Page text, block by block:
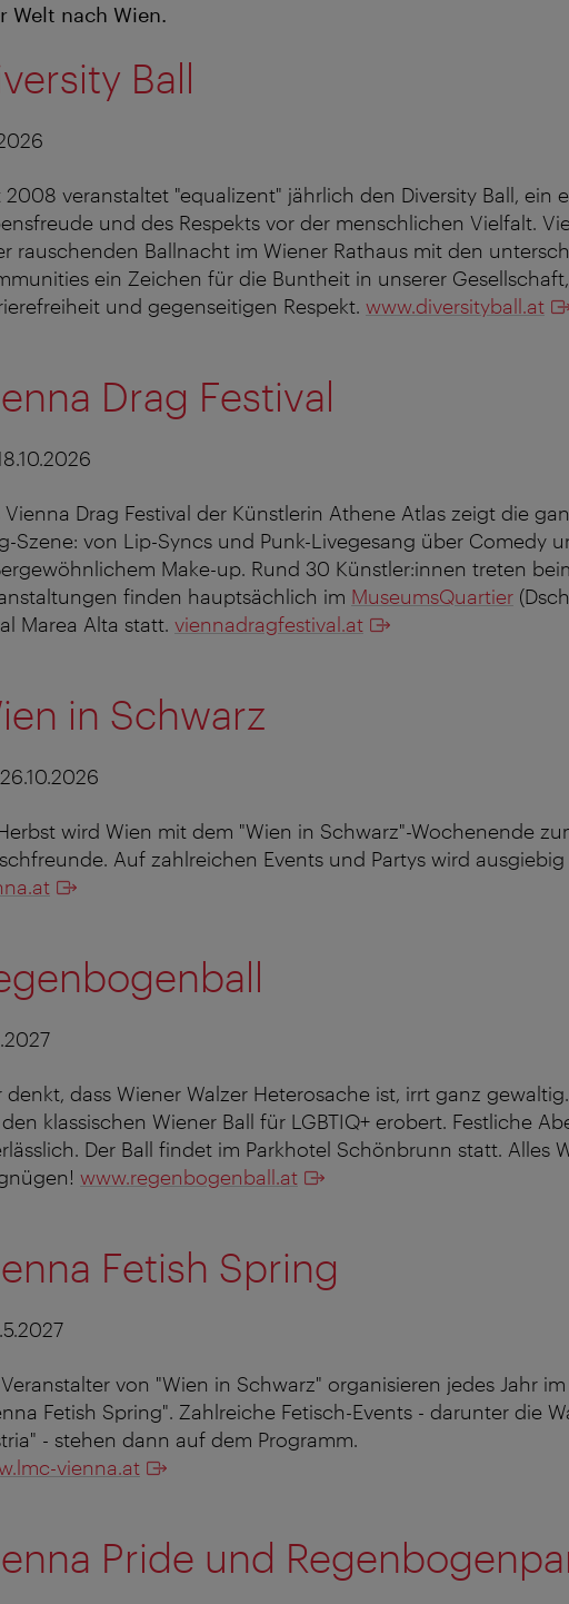
Welt nach Wien.
Ball
2008 veranstaltet "equalizent" jährlich den Diversity Ball, ein
und des Respekts vor der menschlichen Vielfalt.
rauschenden Ballnacht im Wiener Rathaus mit den
ein Zeichen für die Buntheit in unserer
und gegenseitigen Respekt. www.diversityball.at
Drag Festival
Vienna Drag Festival der Künstlerin Athene Atlas zeigt die
Szene: von Lip-Syncs und Punk-Livegesang über Comedy
Make-up. Rund 30 Künstler:innen treten
finden hauptsächlich im MuseumsQuartier
Marea Alta statt. viennadragfestival.at
in Schwarz
wird Wien mit dem "Wien in Schwarz"-Wochenende
Auf zahlreichen Events und Partys wird
denkt, dass Wiener Walzer Heterosache ist, irrt ganz
klassischen Wiener Ball für LGBTIQ+ erobert. Festliche
Der Ball findet im Parkhotel Schönbrunn statt. Alles
www.regenbogenball.at
Fetish Spring
von "Wien in Schwarz" organisieren jedes Jahr
Fetish Spring". Zahlreiche Fetisch-Events - darunter die
- stehen dann auf dem Programm.
vienna.at
Pride und